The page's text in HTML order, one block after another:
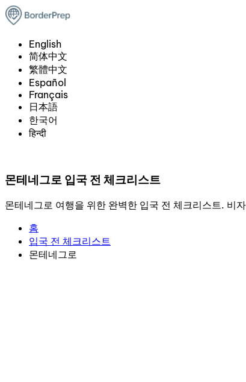
English
简体中文
繁體中文
Español
Français
日本語
한국어
हिन्दी
몬테네그로 입국 전 체크리스트
몬테네그로 여행을 위한 완벽한 입국 전 체크리스트. 비
홈
입국 전 체크리스트
몬테네그로